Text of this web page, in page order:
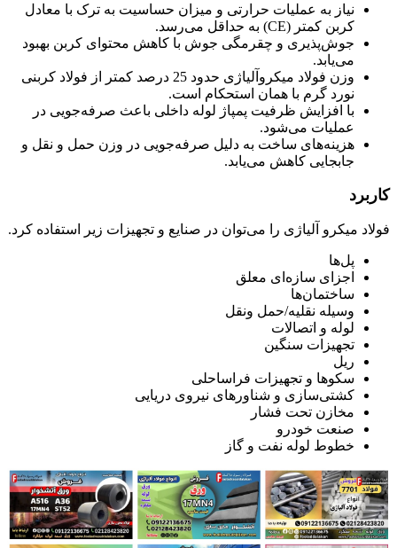
نیاز به عملیات حرارتی و میزان حساسیت به ترک با معادل
کربن کمتر (CE) به حداقل می‌رسد.
جوش‌پذیری و چقرمگی جوش با کاهش محتوای کربن بهبود
می‌یابد.
وزن فولاد میکروآلیاژی حدود 25 درصد کمتر از فولاد کربنی
نورد گرم با همان استحکام است.
با افزایش ظرفیت پمپاژ لوله داخلی باعث صرفه‌جویی در
عملیات می‌شود.
هزینه‌های ساخت به دلیل صرفه‌جویی در وزن حمل و نقل و
جابجایی کاهش ‌می‌یابد.
کاربرد
فولاد میکرو آلیاژی را می‌توان در صنایع و تجهیزات زیر استفاده کرد.
پل‌ها
اجزای سازه‌ای معلق
ساختمان‌ها
وسیله نقلیه/حمل ونقل
لوله و اتصالات
تجهیزات سنگین
ریل
سکوها و تجهیزات فراساحلی
کشتی‌سازی و شناورهای نیروی دریایی
مخازن تحت فشار
صنعت خودرو
خطوط لوله نفت و گاز